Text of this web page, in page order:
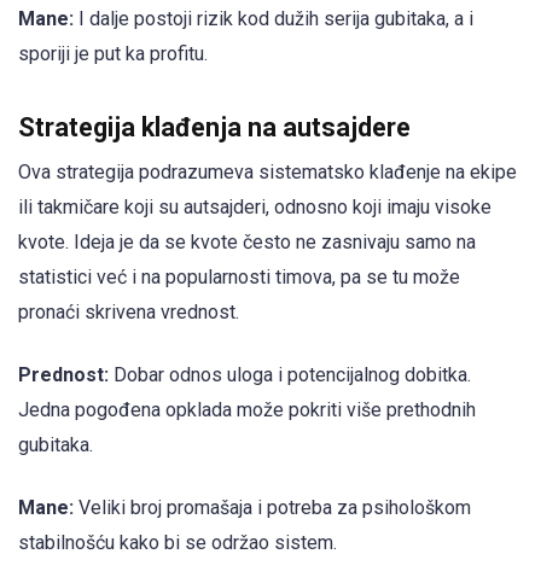
Mane: I dalje postoji rizik kod dužih serija gubitaka, a i
sporiji je put ka profitu.
Strategija klađenja na autsajdere
Ova strategija podrazumeva sistematsko klađenje na ekipe
ili takmičare koji su autsajderi, odnosno koji imaju visoke
kvote. Ideja je da se kvote često ne zasnivaju samo na
statistici već i na popularnosti timova, pa se tu može
pronaći skrivena vrednost.
Prednost: Dobar odnos uloga i potencijalnog dobitka.
Jedna pogođena opklada može pokriti više prethodnih
gubitaka.
Mane: Veliki broj promašaja i potreba za psihološkom
stabilnošću kako bi se održao sistem.